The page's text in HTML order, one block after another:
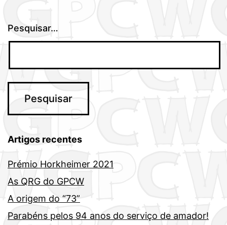
Pesquisar…
Artigos recentes
Prémio Horkheimer 2021
As QRG do GPCW
A origem do “73”
Parabéns pelos 94 anos do serviço de amador!